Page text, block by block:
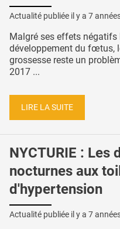
Actualité publiée il y a 7
Malgré ses effets
développement du fœtus,
grossesse reste un
2017 ...
LIRE LA SUITE
NYCTURIE : Les
nocturnes aux
d'hypertension
Actualité publiée il y a 7